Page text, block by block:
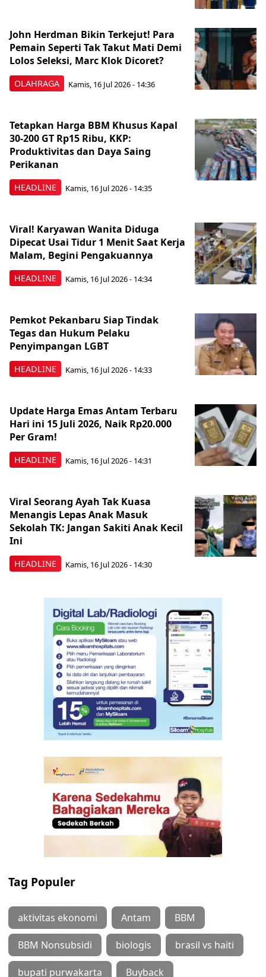
OLAHRAGA
John Herdman Bikin Terkejut! Para
Pemain Seperti Tak Takut Mati Demi
Lolos Seleksi, Marc Klok Dicoret?
Kamis, 16 Jul 2026 - 14:36
HEADLINE
Tetapkan Harga BBM Khusus Kapal
30-200 GT Rp15 Ribu, KKP:
Produktivitas dan Daya Saing
Perikanan
Kamis, 16 Jul 2026 - 14:35
HEADLINE
Viral! Karyawan Wanita Diduga
Dipecat Usai Tidur 1 Menit Saat Kerja
Malam, Begini Pengakuannya
Kamis, 16 Jul 2026 - 14:34
HEADLINE
Pemkot Pekanbaru Siap Tindak
Tegas dan Hukum Pelaku
Penyimpangan LGBT
Kamis, 16 Jul 2026 - 14:33
HEADLINE
Update Harga Emas Antam Terbaru
Hari ini 15 Juli 2026, Naik Rp20.000
Per Gram!
Kamis, 16 Jul 2026 - 14:31
HEADLINE
Viral Seorang Ayah Tak Kuasa
Menangis Lepas Anak Masuk
Sekolah TK: Jangan Sakiti Anak Kecil
Ini
Kamis, 16 Jul 2026 - 14:30
Tag Populer
aktivitas ekonomi Antam BBM
BBM Nonsubsidi biologis brasil vs haiti
bupati purwakarta Buyback